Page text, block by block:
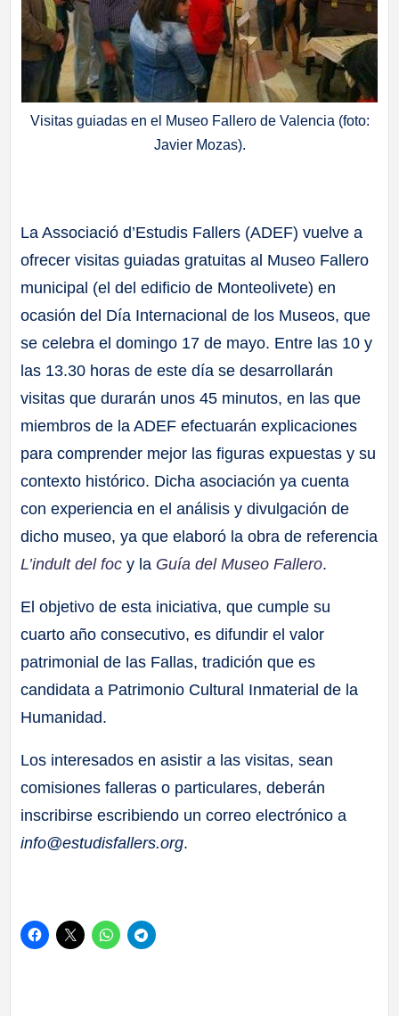
Visitas guiadas en el Museo Fallero de Valencia (foto:
Javier Mozas).
La Associació d’Estudis Fallers (ADEF) vuelve a
ofrecer visitas guiadas gratuitas al Museo Fallero
municipal (el del edificio de Monteolivete) en
ocasión del Día Internacional de los Museos, que
se celebra el domingo 17 de mayo. Entre las 10 y
las 13.30 horas de este día se desarrollarán
visitas que durarán unos 45 minutos, en las que
miembros de la ADEF efectuarán explicaciones
para comprender mejor las figuras expuestas y su
contexto histórico. Dicha asociación ya cuenta
con experiencia en el análisis y divulgación de
dicho museo, ya que elaboró la obra de referencia
L’indult del foc y la Guía del Museo Fallero.
El objetivo de esta iniciativa, que cumple su
cuarto año consecutivo, es difundir el valor
patrimonial de las Fallas, tradición que es
candidata a Patrimonio Cultural Inmaterial de la
Humanidad.
Los interesados en asistir a las visitas, sean
comisiones falleras o particulares, deberán
inscribirse escribiendo un correo electrónico a
info@estudisfallers.org.